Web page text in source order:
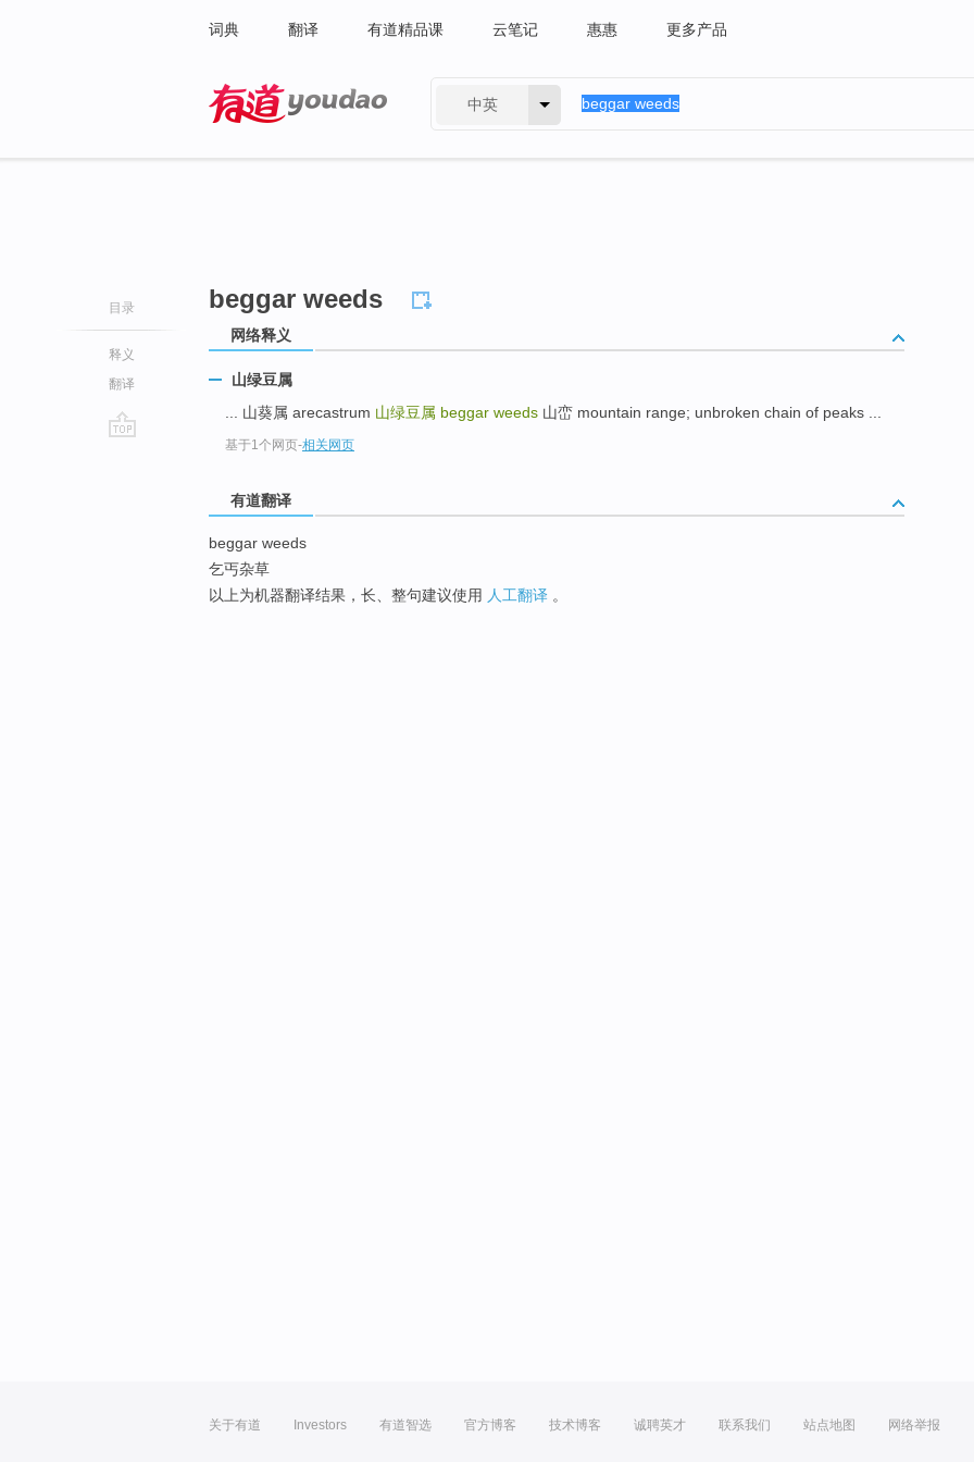
词典 翻译 有道精品课 云笔记 惠惠 更多产品
中英
目录
释义
翻译
beggar weeds
网络释义
山绿豆属
... 山葵属 arecastrum 山绿豆属 beggar weeds 山峦 mountain range; unbroken chain of peaks ...
基于1个网页-相关网页
有道翻译
beggar weeds
乞丐杂草
以上为机器翻译结果，长、整句建议使用 人工翻译 。
关于有道 Investors 有道智选 官方博客 技术博客 诚聘英才 联系我们 站点地图 网络举报